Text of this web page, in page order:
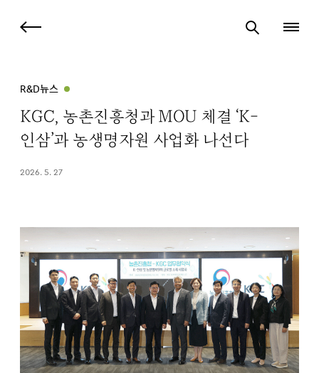
R&D뉴스
KGC, 농촌진흥청과 MOU 체결 ‘K-
인삼’과 농생명자원 사업화 나선다
2026. 5. 27